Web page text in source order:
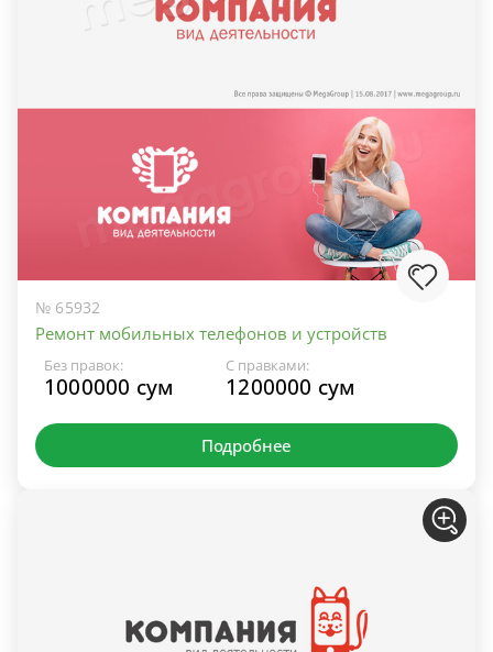
№ 65932
Ремонт мобильных телефонов и устройств
Без правок:
1000000 сум
С правками:
1200000 сум
Подробнее